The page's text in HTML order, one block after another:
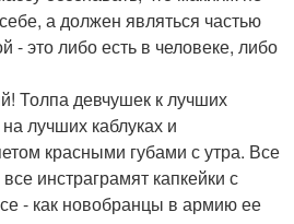
а должен являться частью
- это либо есть в человеке, либо
Толпа девчушек к лучших
лучших каблуках и
красными губами с утра. Все
инстраграмят капкейки с
- как новобранцы в армию ее